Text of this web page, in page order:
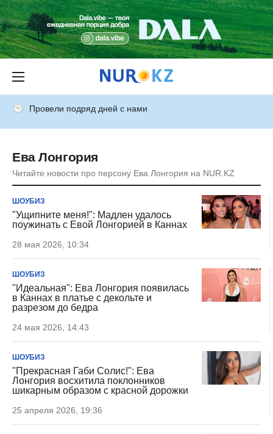
Провели подряд дней с нами
Ева Лонгория
Читайте новости про персону Ева Лонгория на NUR.KZ
ШОУБИЗ
"Ущипните меня!": Мадлен удалось
поужинать с Евой Лонгорией в Каннах
28 мая 2026, 10:34
ШОУБИЗ
"Идеальная": Ева Лонгория появилась
в Каннах в платье с декольте и
разрезом до бедра
24 мая 2026, 14:43
ШОУБИЗ
"Прекрасная Габи Солис!": Ева
Лонгория восхитила поклонников
шикарным образом с красной дорожки
25 апреля 2026, 19:36